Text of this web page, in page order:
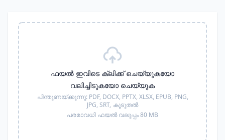
ഫയൽ ഇവിടെ ക്ലിക്ക് ചെയ്യുകയോ
വലിച്ചിടുകയോ ചെയ്യുക
പിന്തുണയ്ക്കുന്നു: PDF, DOCX, PPTX, XLSX, EPUB, PNG,
JPG, SRT, കൂടുതൽ
പരമാവധി ഫയൽ വലുപ്പം 80 MB